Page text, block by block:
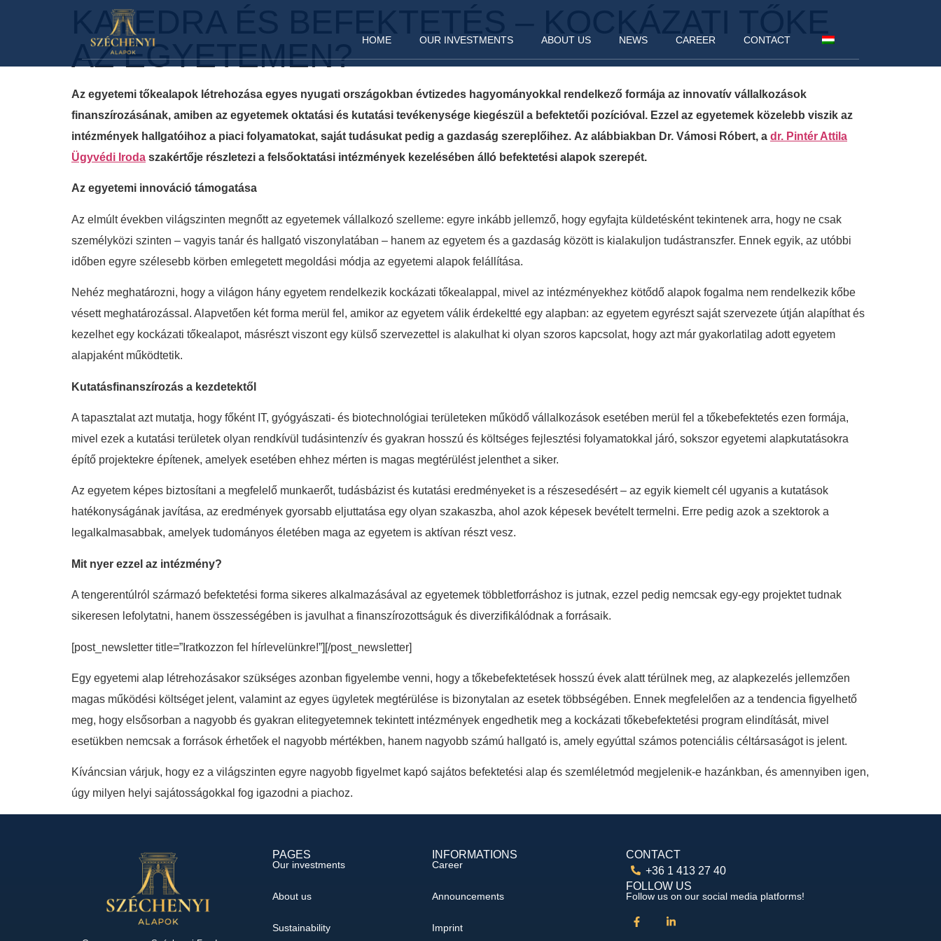
HOME OUR INVESTMENTS ABOUT US NEWS CAREER CONTACT
KATEDRA ÉS BEFEKTETÉS – KOCKÁZATI TŐKE
AZ EGYETEMEN?
Az egyetemi tőkealapok létrehozása egyes nyugati országokban évtizedes hagyományokkal rendelkező formája az innovatív vállalkozások
finanszírozásának, amiben az egyetemek oktatási és kutatási tevékenysége kiegészül a befektetői pozícióval. Ezzel az egyetemek közelebb viszik az
intézmények hallgatóihoz a piaci folyamatokat, saját tudásukat pedig a gazdaság szereplőihez. Az alábbiakban Dr. Vámosi Róbert, a dr. Pintér Attila
Ügyvédi Iroda szakértője részletezi a felsőoktatási intézmények kezelésében álló befektetési alapok szerepét.
Az egyetemi innováció támogatása
Az elmúlt években világszinten megnőtt az egyetemek vállalkozó szelleme: egyre inkább jellemző, hogy egyfajta küldetésként tekintenek arra, hogy ne csak
személyközi szinten – vagyis tanár és hallgató viszonylatában – hanem az egyetem és a gazdaság között is kialakuljon tudástranszfer. Ennek egyik, az utóbbi
időben egyre szélesebb körben emlegetett megoldási módja az egyetemi alapok felállítása.
Nehéz meghatározni, hogy a világon hány egyetem rendelkezik kockázati tőkealappal, mivel az intézményekhez kötődő alapok fogalma nem rendelkezik kőbe
vésett meghatározással. Alapvetően két forma merül fel, amikor az egyetem válik érdekeltté egy alapban: az egyetem egyrészt saját szervezete útján alapíthat és
kezelhet egy kockázati tőkealapot, másrészt viszont egy külső szervezettel is alakulhat ki olyan szoros kapcsolat, hogy azt már gyakorlatilag adott egyetem
alapjaként működtetik.
Kutatásfinanszírozás a kezdetektől
A tapasztalat azt mutatja, hogy főként IT, gyógyászati- és biotechnológiai területeken működő vállalkozások esetében merül fel a tőkebefektetés ezen formája,
mivel ezek a kutatási területek olyan rendkívül tudásintenzív és gyakran hosszú és költséges fejlesztési folyamatokkal járó, sokszor egyetemi alapkutatásokra
építő projektekre építenek, amelyek esetében ehhez mérten is magas megtérülést jelenthet a siker.
Az egyetem képes biztosítani a megfelelő munkaerőt, tudásbázist és kutatási eredményeket is a részesedésért – az egyik kiemelt cél ugyanis a kutatások
hatékonyságának javítása, az eredmények gyorsabb eljuttatása egy olyan szakaszba, ahol azok képesek bevételt termelni. Erre pedig azok a szektorok a
legalkalmasabbak, amelyek tudományos életében maga az egyetem is aktívan részt vesz.
Mit nyer ezzel az intézmény?
A tengerentúlról származó befektetési forma sikeres alkalmazásával az egyetemek többletforráshoz is jutnak, ezzel pedig nemcsak egy-egy projektet tudnak
sikeresen lefolytatni, hanem összességében is javulhat a finanszírozottságuk és diverzifikálódnak a forrásaik.
[post_newsletter title=”Iratkozzon fel hírlevelünkre!”][/post_newsletter]
Egy egyetemi alap létrehozásakor szükséges azonban figyelembe venni, hogy a tőkebefektetések hosszú évek alatt térülnek meg, az alapkezelés jellemzően
magas működési költséget jelent, valamint az egyes ügyletek megtérülése is bizonytalan az esetek többségében. Ennek megfelelően az a tendencia figyelhető
meg, hogy elsősorban a nagyobb és gyakran elitegyetemnek tekintett intézmények engedhetik meg a kockázati tőkebefektetési program elindítását, mivel
esetükben nemcsak a források érhetőek el nagyobb mértékben, hanem nagyobb számú hallgató is, amely egyúttal számos potenciális céltársaságot is jelent.
Kíváncsian várjuk, hogy ez a világszinten egyre nagyobb figyelmet kapó sajátos befektetési alap és szemléletmód megjelenik-e hazánkban, és amennyiben igen,
úgy milyen helyi sajátosságokkal fog igazodni a piachoz.
PAGES
Our investments
About us
Sustainability
INFORMATIONS
Career
Announcements
Imprint
CONTACT
+36 1 413 27 40
FOLLOW US
Follow us on our social media platforms!